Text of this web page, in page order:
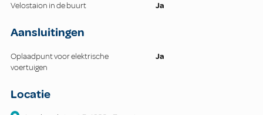
Velostaion in de buurt
Ja
Aansluitingen
Oplaadpunt voor elektrische
voertuigen
Ja
Locatie